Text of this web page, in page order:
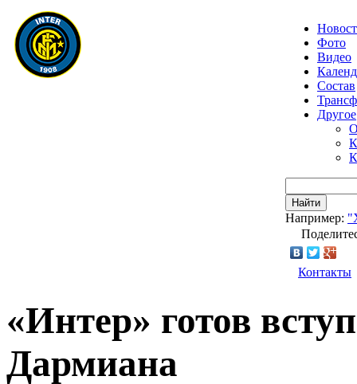
Фото
Видео
Состав
Другое
Найти
Например:
Контакты
«Интер» готов
Дармиана